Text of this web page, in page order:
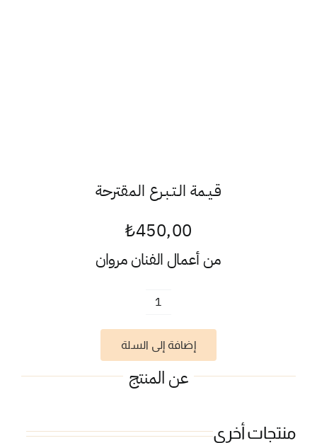
قـيـمة الـتـبـرع المقترحة
₺450,00
من أعمال الفنانمروان
كمية
بشر
إضافة إلى السلة
عن المنتج
منتجات أخرى